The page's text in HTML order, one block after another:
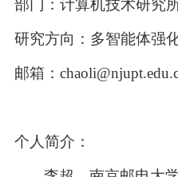
部门：计算机技术研究
研究方向：多智能体强
邮箱：
个人简介：